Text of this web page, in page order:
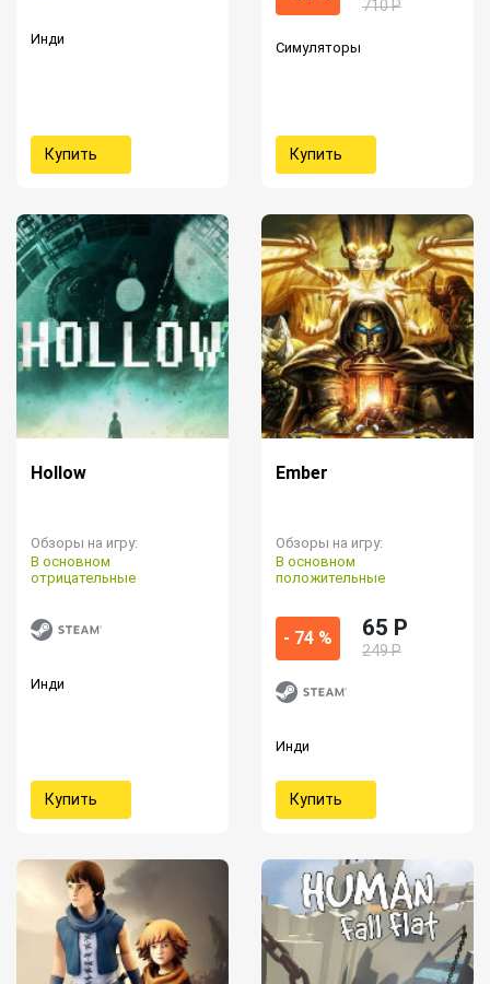
Инди
Купить
710 Р
Симуляторы
Купить
Hollow
Обзоры на игру:
В основном
отрицательные
Инди
Купить
Ember
Обзоры на игру:
В основном
положительные
- 74 % 65 P
249 Р
Инди
Купить